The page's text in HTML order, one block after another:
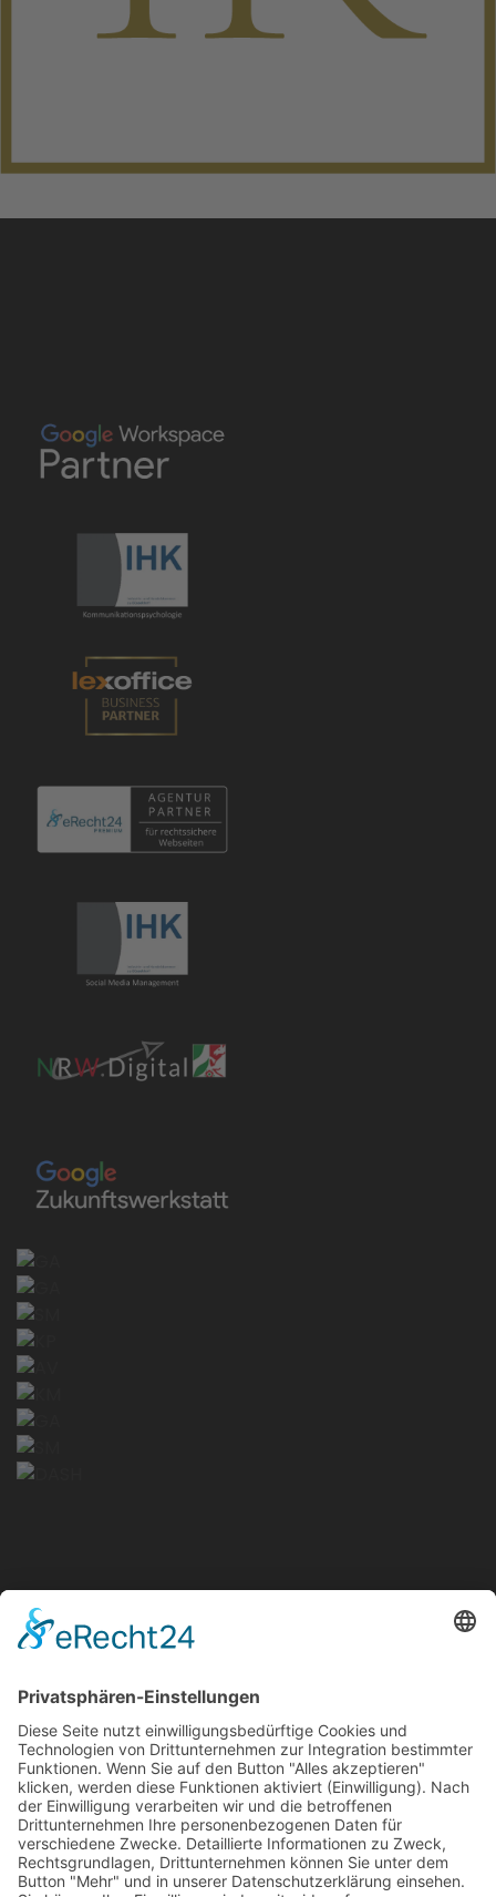
Velsenstraße 7, 46240 Bottrop
(Termine nach Vereinbarung)
So erreichen Sie Uns
+49-163-173-193-4
+49-2041-3087820